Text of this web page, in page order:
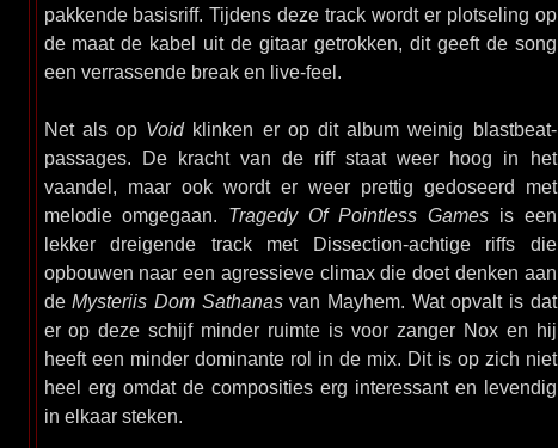
pakkende basisriff. Tijdens deze track wordt er plotseling op
de maat de kabel uit de gitaar getrokken, dit geeft de song
een verrassende break en live-feel.
Net als op Voidklinken er op dit album weinig blastbeat-
passages. De kracht van de riff staat weer hoog in het
vaandel, maar ook wordt er weer prettig gedoseerd met
melodie omgegaan. Tragedy Of Pointless Gamesis een
lekker dreigende track met Dissection-achtige riffs die
opbouwen naar een agressieve climax die doet denken aan
deMysteriis Dom Sathanasvan Mayhem. Wat opvalt is dat
er op deze schijf minder ruimte is voor zanger Nox en hij
heeft een minder dominante rol in de mix. Dit is op zich niet
heel erg omdat de composities erg interessant en levendig
in elkaar steken.